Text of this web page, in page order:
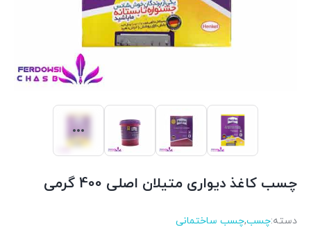
چسب کاغذ دیواری متیلان اصلی 400 گرمی
دسته:چسب,چسب ساختمانی